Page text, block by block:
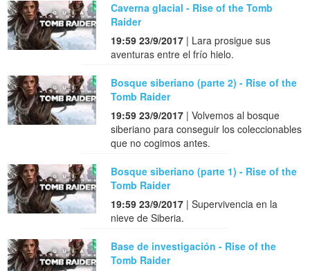
Caverna glacial - Rise of the Tomb
Raider
19:59 23/9/2017 | Lara prosigue sus
aventuras entre el frío hielo.
Bosque siberiano (parte 2) - Rise of the
Tomb Raider
19:59 23/9/2017 | Volvemos al bosque
siberiano para conseguir los coleccionables
que no cogimos antes.
Bosque siberiano (parte 1) - Rise of the
Tomb Raider
19:59 23/9/2017 | Supervivencia en la
nieve de Siberia.
Base de investigación - Rise of the
Tomb Raider